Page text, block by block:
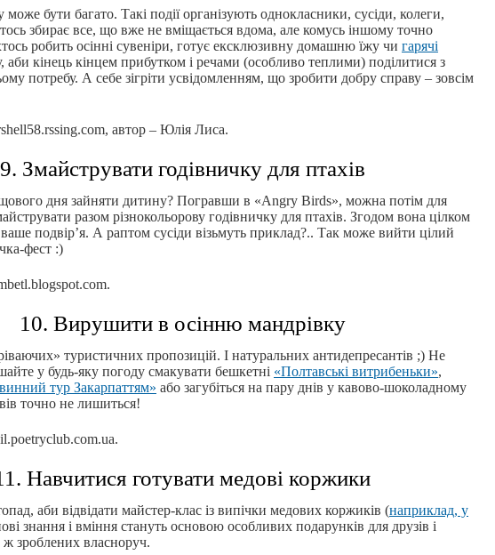
бути багато. Такі події організують однокласники, сусіди, колеги,
збирає все, що вже не вміщається вдома, але комусь іншому точно
робить осінні сувеніри, готує ексклюзивну домашню їжу чи гарячі
аби кінець кінцем прибутком і речами (особливо теплими) поділитися з
потребу. А себе зігріти усвідомленням, що зробити добру справу – зовсім
автор – Юлія Лиса.
9. Змайструвати годівничку для птахів
дня зайняти дитину? Погравши в «Angry Birds», можна потім для
разом різнокольорову годівничку для птахів. Згодом вона цілком
подвір’я. А раптом сусіди візьмуть приклад?.. Так може вийти цілий
фест :)
10. Вирушити в осінню мандрівку
туристичних пропозицій. І натуральних антидепресантів ;) Не
у будь-яку погоду смакувати бешкетні «Полтавські витрибеньки»,
тур Закарпаттям» або загубіться на пару днів у кавово-шоколадному
точно не лишиться!
Навчитися готувати медові коржики
аби відвідати майстер-клас із випічки медових коржиків (наприклад, у
знання і вміння стануть основою особливих подарунків для друзів і
зроблених власноруч.